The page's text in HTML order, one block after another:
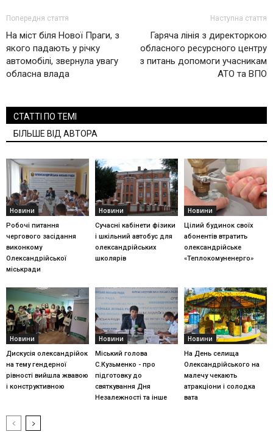
Попередня стаття
На міст біля Нової Праги, з
якого падають у річку
автомобілі, звернула увагу
обласна влада
Наступна стаття
Гаряча лінія з директоркою
обласного ресурсного центру
з питань допомоги учасникам
АТО та ВПО
СТАТТІ ПО ТЕМІ
БІЛЬШЕ ВІД АВТОРА
Новини
Робочі питання
чергового засідання
виконкому
Олександрійської
міськради
Новини
Сучасні кабінети фізики
і шкільний автобус для
олександрійських
школярів
Новини
Цілий будинок своїх
абонентів втратить
олександрійське
«Теплокомуненерго»
Новини
Дискусія олександрійок
на тему гендерної
рівності вийшла жвавою
і конструктивною
Новини
Міський голова
С.Кузьменко - про
підготовку до
святкування Дня
Незалежності та інше
Новини
На День селища
Олександрійського на
малечу чекають
атракціони і солодка
вата